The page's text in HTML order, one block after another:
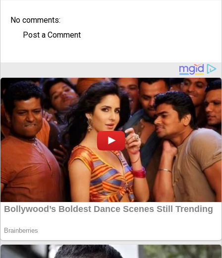
No comments:
Post a Comment